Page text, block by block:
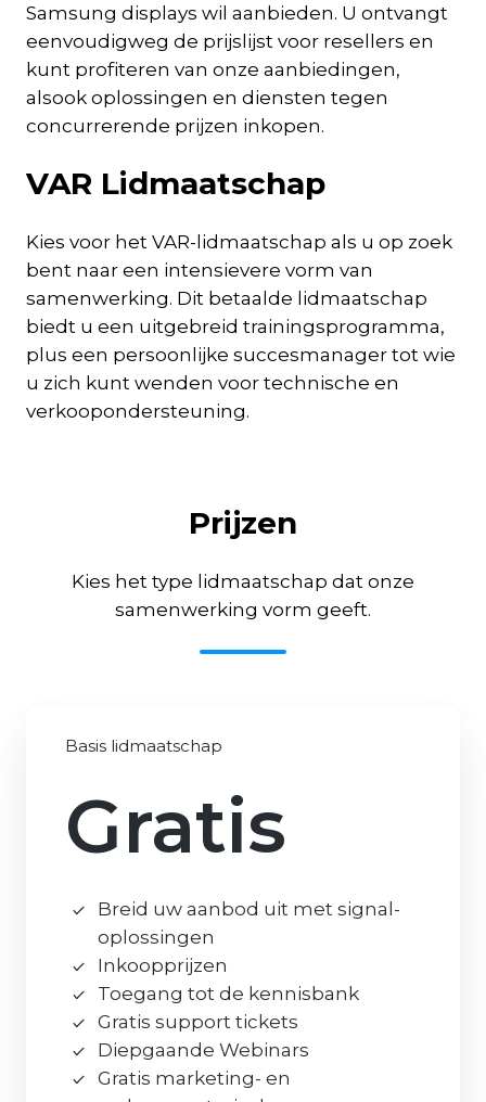
Samsung displays wil aanbieden. U ontvangt
eenvoudigweg de prijslijst voor resellers en
kunt profiteren van onze aanbiedingen,
alsook oplossingen en diensten tegen
concurrerende prijzen inkopen.
VAR Lidmaatschap
Kies voor het VAR-lidmaatschap als u op zoek
bent naar een intensievere vorm van
samenwerking. Dit betaalde lidmaatschap
biedt u een uitgebreid trainingsprogramma,
plus een persoonlijke succesmanager tot wie
u zich kunt wenden voor technische en
verkoopondersteuning.
Prijzen
Kies het type lidmaatschap dat onze
samenwerking vorm geeft.
Basis lidmaatschap
Gratis
Breid uw aanbod uit met signal-
oplossingen
Inkoopprijzen
Toegang tot de kennisbank
Gratis support tickets
Diepgaande Webinars
Gratis marketing- en